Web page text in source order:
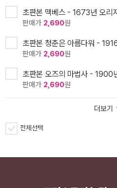
초판본 맥베스 - 1673년 오리
판매가 2,690원
초판본 청춘은 아름다워 -
판매가 2,690원
초판본 오즈의 마법사 - 1900
판매가 2,690원
더보기
전체선택